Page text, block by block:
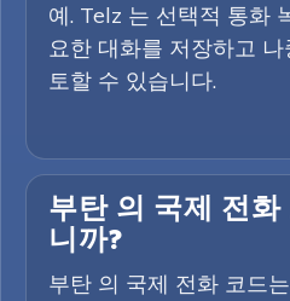
예. Telz 는 선택적 통화
요한 대화를 저장하고
토할 수 있습니다.
부탄 의 국제 전
니까?
부탄 의 국제 전화 코드